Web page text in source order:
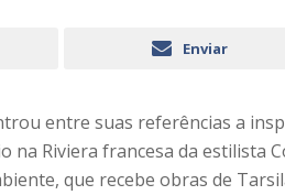
Enviar
entre suas referências a
na Riviera francesa da estilista
que recebe obras de